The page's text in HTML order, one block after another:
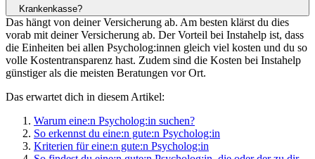
Krankenkasse?
Das hängt von deiner Versicherung ab. Am besten klärst du dies
vorab mit deiner Versicherung ab. Der Vorteil bei Instahelp ist, dass
die Einheiten bei allen Psycholog:innen gleich viel kosten und du so
volle Kostentransparenz hast. Zudem sind die Kosten bei Instahelp
günstiger als die meisten Beratungen vor Ort.
Das erwartet dich in diesem Artikel:
Warum eine:n Psycholog:in suchen?
So erkennst du eine:n gute:n Psycholog:in
Kriterien für eine:n gute:n Psycholog:in